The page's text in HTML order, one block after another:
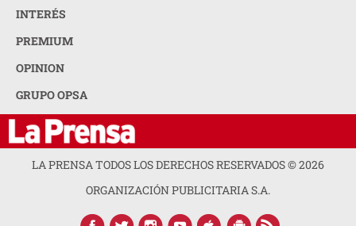
INTERÉS
PREMIUM
OPINION
GRUPO OPSA
LA PRENSA TODOS LOS DERECHOS RESERVADOS ©2026
ORGANIZACIÓN PUBLICITARIA S.A.